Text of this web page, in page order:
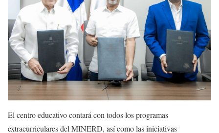
El centro educativo contará con todos los programas
extracurriculares del MINERD, así como las iniciativas